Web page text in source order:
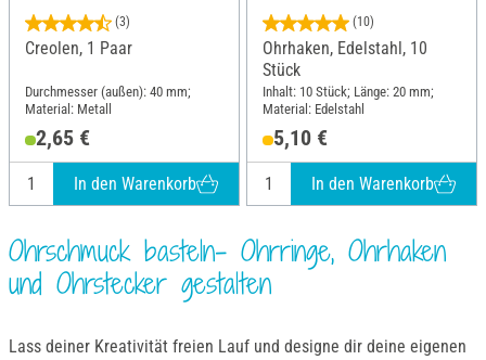
(3)
Creolen, 1 Paar
Durchmesser (außen): 40 mm;
Material: Metall
2,65 €
In den Warenkorb
(10)
Ohrhaken, Edelstahl, 10
Stück
Inhalt: 10 Stück; Länge: 20 mm;
Material: Edelstahl
5,10 €
In den Warenkorb
Ohrschmuck basteln- Ohrringe, Ohrhaken
und Ohrstecker gestalten
Lass deiner Kreativität freien Lauf und designe dir deine eigenen